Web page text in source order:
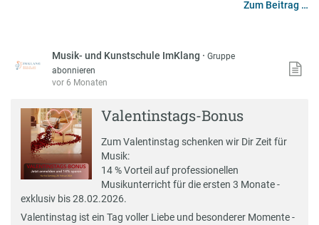
Zum Beitrag …
Musik- und Kunstschule ImKlang ·Gruppe
abonnieren
vor 6 Monaten
Valentinstags-Bonus
Zum Valentinstag schenken wir Dir Zeit für
Musik:
14 % Vorteil auf professionellen
Musikunterricht für die ersten 3 Monate -
exklusiv bis 28.02.2026.
Valentinstag ist ein Tag voller Liebe und besonderer Momente -